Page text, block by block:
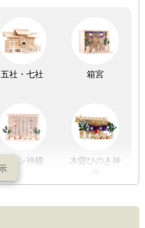
五社・七社 箱宮
モダン神棚
木曽ひのき神